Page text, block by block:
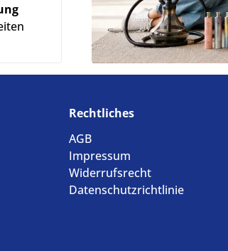
Rechtliches
AGB
Impressum
Widerrufsrecht
Datenschutzrichtlinie